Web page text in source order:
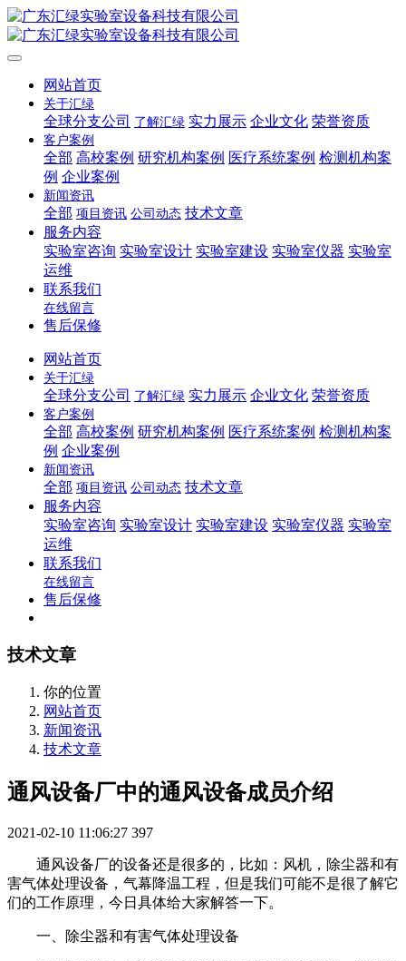
网站首页
关于汇绿
全球分支公司 了解汇绿 实力展示 企业文化 荣誉资质
客户案例
全部 高校案例 研究机构案例 医疗系统案例 检测机构案
例 企业案例
新闻资讯
全部 项目资讯 公司动态 技术文章
服务内容
实验室咨询 实验室设计 实验室建设 实验室仪器 实验室
运维
联系我们
在线留言
售后保修
网站首页
关于汇绿
全球分支公司 了解汇绿 实力展示 企业文化 荣誉资质
客户案例
全部 高校案例 研究机构案例 医疗系统案例 检测机构案
例 企业案例
新闻资讯
全部 项目资讯 公司动态 技术文章
服务内容
实验室咨询 实验室设计 实验室建设 实验室仪器 实验室
运维
联系我们
在线留言
售后保修
技术文章
你的位置
网站首页
新闻资讯
技术文章
通风设备厂中的通风设备成员介绍
2021-02-10 11:06:27 397
通风设备厂的设备还是很多的，比如：风机，除尘器和有
害气体处理设备，气幕降温工程，但是我们可能不是很了解它
们的工作原理，今日具体给大家解答一下。
一、除尘器和有害气体处理设备